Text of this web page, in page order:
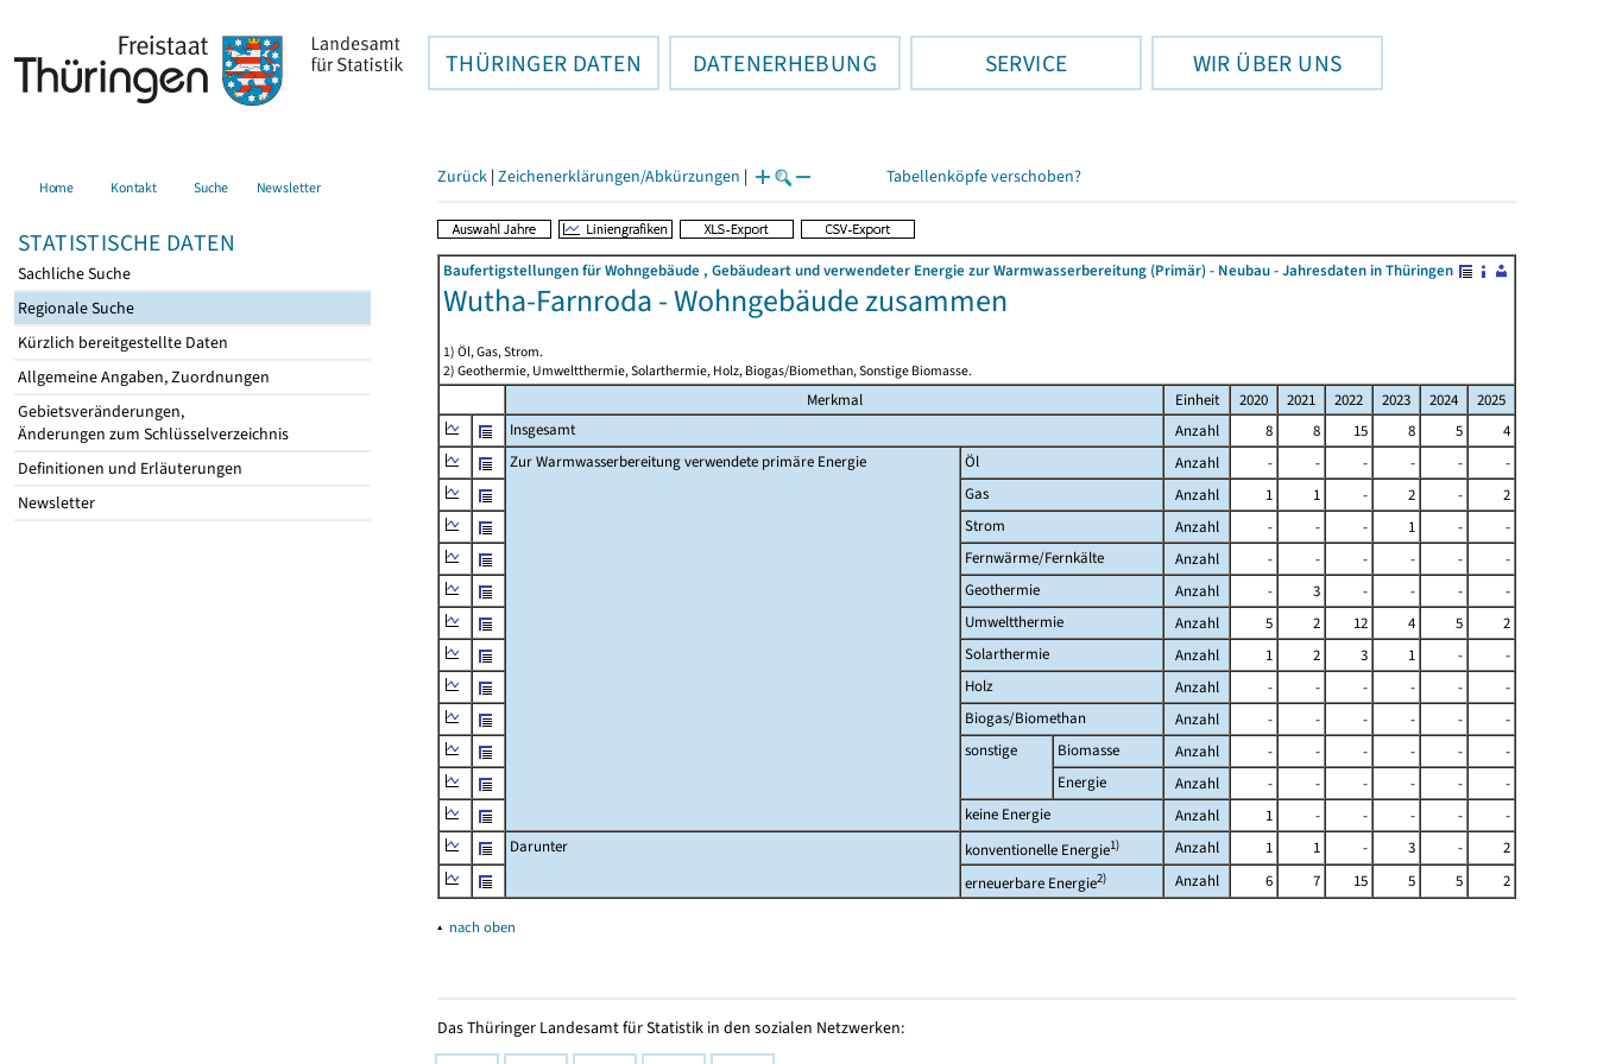
THÜRINGER DATEN DATENERHEBUNG SERVICE WIR ÜBER UNS
Home Kontakt Suche Newsletter
STATISTISCHE DATEN
Sachliche Suche
Regionale Suche
Kürzlich bereitgestellte Daten
Allgemeine Angaben, Zuordnungen
Gebietsveränderungen,
Änderungen zum Schlüsselverzeichnis
Definitionen und Erläuterungen
Newsletter
Zurück | Zeichenerklärungen/Abkürzungen | Tabellenköpfe verschoben?
Baufertigstellungen für Wohngebäude , Gebäudeart und verwendeter Energie zur Warmwasserbereitung (Primär) - Neubau - Jahresdaten in Thüringen
Wutha-Farnroda - Wohngebäude zusammen
1) Öl, Gas, Strom.
2) Geothermie, Umweltthermie, Solarthermie, Holz, Biogas/Biomethan, Sonstige Biomasse.
Merkmal Einheit 2020 2021 2022 2023 2024
2025
Insgesamt
Anzahl 8 8 15 8 5
4
Zur Warmwasserbereitung verwendete primäre Energie
Öl Anzahl - - - - -
-
Gas
Anzahl 1 1 - 2 -
2
Strom
Anzahl - - - 1 -
-
Fernwärme/Fernkälte
Anzahl - - - - -
-
Geothermie
Anzahl - 3 - - -
-
Umweltthermie
Anzahl 5 2 12 4 5
2
Solarthermie
Anzahl 1 2 3 1 -
-
Holz
Anzahl - - - - -
-
Biogas/Biomethan
Anzahl - - - - -
-
sonstige
Biomasse Anzahl - - - - -
-
Energie
Anzahl - - - - -
-
keine Energie
Anzahl 1 - - - -
-
Darunter
konventionelle Energie1) Anzahl 1 1 - 3 -
2
erneuerbare Energie2) Anzahl 6 7 15 5 5 2
▴ nach oben
Das Thüringer Landesamt für Statistik in den sozialen Netzwerken: